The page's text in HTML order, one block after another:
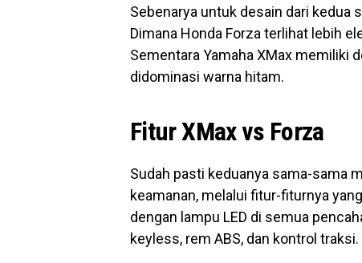
Sebenarya untuk desain dari kedua
Dimana Honda Forza terlihat lebih
Sementara Yamaha XMax memiliki
didominasi warna hitam.
Fitur XMax vs Forza
Sudah pasti keduanya sama-sama
keamanan, melalui fitur-fiturnya
dengan lampu LED di semua
keyless, rem ABS, dan kontrol traksi.